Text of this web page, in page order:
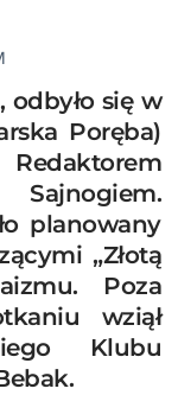
odbyło się w
Poręba)
planowany
„Złotą
Poza
wziął
Klubu